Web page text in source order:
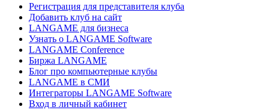
Регистрация для представителя клуба
Добавить клуб на сайт
LANGAME для бизнеса
Узнать о LANGAME Software
LANGAME Conference
Биржа LANGAME
Блог про компьютерные клубы
LANGAME в СМИ
Интеграторы LANGAME Software
Вход в личный кабинет